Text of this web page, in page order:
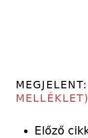
MEGJELENT:
Előző